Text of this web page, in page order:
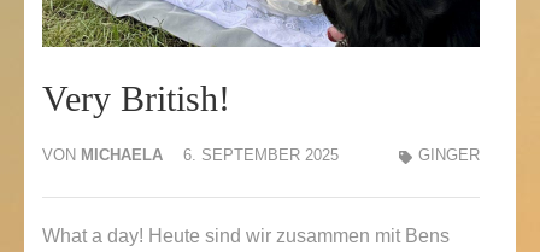
Very British!
VON MICHAELA 6. SEPTEMBER 2025 GINGER
What a day! Heute sind wir zusammen mit Bens